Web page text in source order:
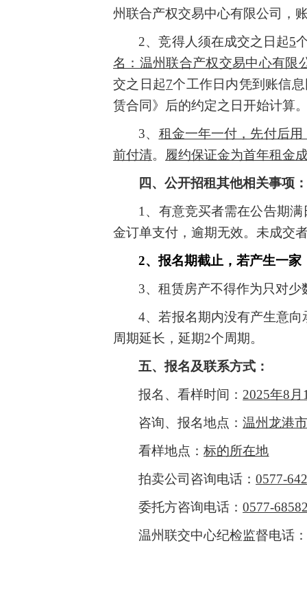
州联合产权交易中心有限公司，
2、竞得人须在成交之日起5
名：温州联合产权交易中心有限
交之日起7个工作日内凭到账信息
赁合同》后的约定之日开始计算
3、 租金一年一付，先付后用
前付清。 履约保证金为首年租金
四、公开招租其他相关事项
1、 有意竞买者需在公告期
金订单支付，逾期无效。未成交
2、报名期截止，若产生一家
3、租赁房产不得作为只对
4、若报名期内没有产生意
周期延长，延期2个周期。
五、报名及联系方式：
报名、看样时间： 2025年8 月
咨询、报名地点：温州龙港
看样地点：标的所在地
拍卖公司咨询电话：0577-
委托方咨询电话：0577-
温州联交中心纪检监督电话